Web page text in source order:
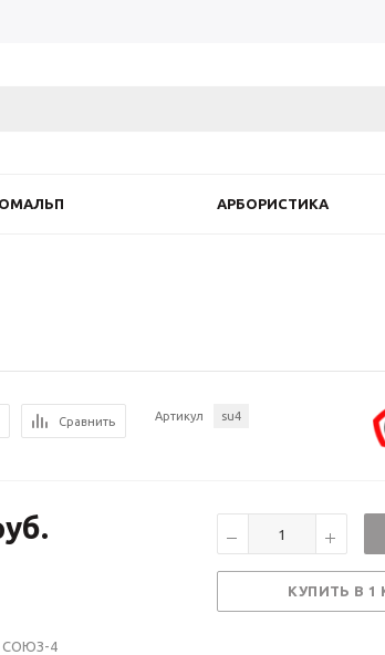
АРБОРИСТИКА
Сравнить Артикул su4
КУПИТЬ В 1
СОЮЗ-4